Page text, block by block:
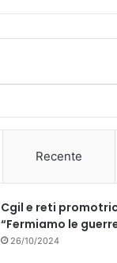
a
c
k
o
u
Recente
Cgil e reti
“Fermiamo le
26/10/2024